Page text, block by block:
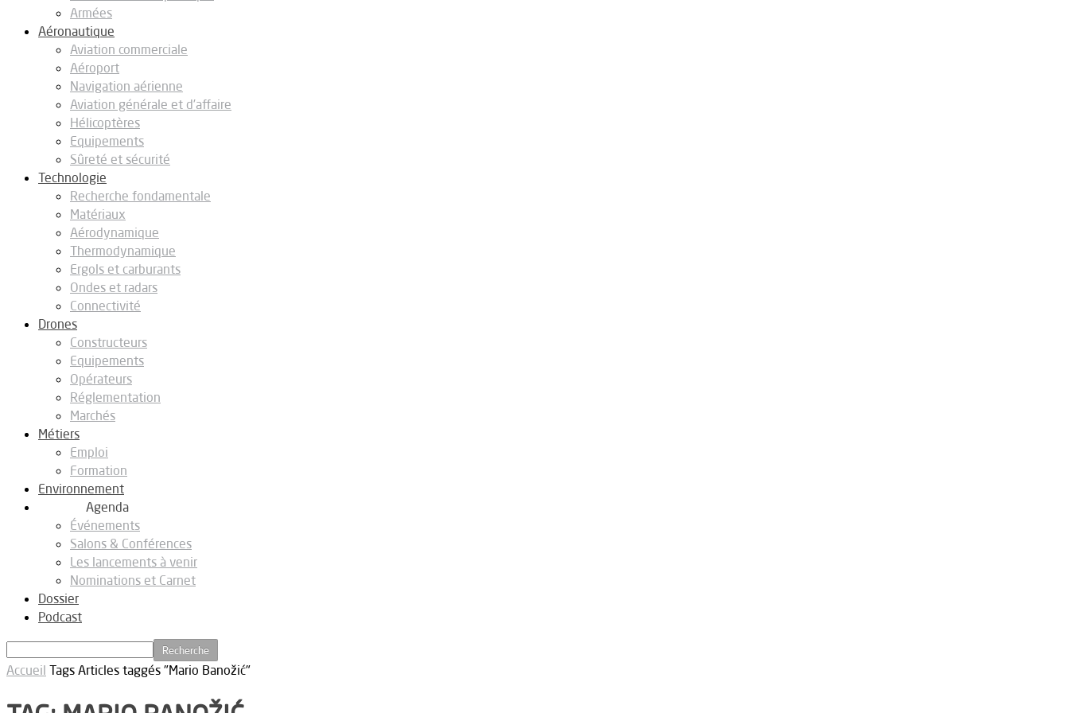
Armées
Aéronautique
Aviation commerciale
Aéroport
Navigation aérienne
Aviation générale et d’affaire
Hélicoptères
Equipements
Sûreté et sécurité
Technologie
Recherche fondamentale
Matériaux
Aérodynamique
Thermodynamique
Ergols et carburants
Ondes et radars
Connectivité
Drones
Constructeurs
Equipements
Opérateurs
Réglementation
Marchés
Métiers
Emploi
Formation
Environnement
Agenda
Événements
Salons & Conférences
Les lancements à venir
Nominations et Carnet
Dossier
Podcast
Accueil Tags Articles taggés "Mario Banožić"